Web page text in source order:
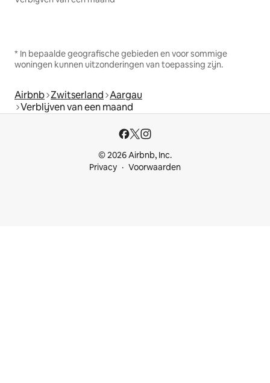
* In bepaalde geografische gebieden en voor sommige
woningen kunnen uitzonderingen van toepassing zijn.
Airbnb Zwitserland Aargau
Verblijven van een maand
© 2026 Airbnb, Inc.
Privacy
Voorwaarden